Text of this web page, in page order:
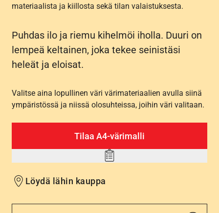
materiaalista ja kiillosta sekä tilan valaistuksesta.
Puhdas ilo ja riemu kihelmöi iholla. Duuri on
lempeä keltainen, joka tekee seinistäsi
heleät ja eloisat.
Valitse aina lopullinen väri värimateriaalien avulla siinä
ympäristössä ja niissä olosuhteissa, joihin väri valitaan.
Tilaa A4-värimalli
Add
Löydä lähin kauppa